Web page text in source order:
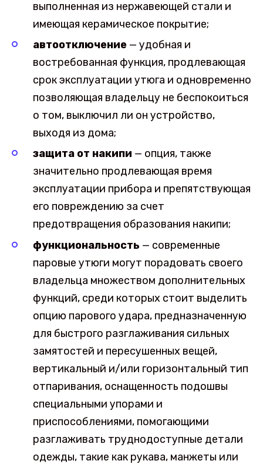
выполненная из нержавеющей стали и
имеющая керамическое покрытие;
автоотключение — удобная и
востребованная функция, продлевающая
срок эксплуатации утюга и одновременно
позволяющая владельцу не беспокоиться
о том, выключил ли он устройство,
выходя из дома;
защита от накипи — опция, также
значительно продлевающая время
эксплуатации прибора и препятствующая
его повреждению за счет
предотвращения образования накипи;
функциональность — современные
паровые утюги могут порадовать своего
владельца множеством дополнительных
функций, среди которых стоит выделить
опцию парового удара, предназначенную
для быстрого разглаживания сильных
замятостей и пересушенных вещей,
вертикальный и/или горизонтальный тип
отпаривания, оснащенность подошвы
специальными упорами и
приспособлениями, помогающими
разглаживать труднодоступные детали
одежды, такие как рукава, манжеты или